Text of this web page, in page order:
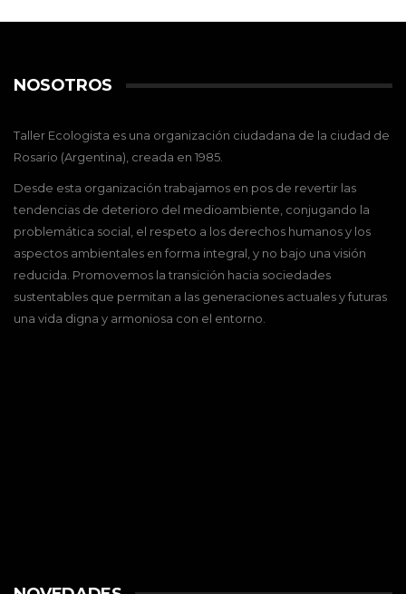
NOSOTROS
Taller Ecologista es una organización ciudadana de la ciudad de
Rosario (Argentina), creada en 1985.
Desde esta organización trabajamos en pos de revertir las
tendencias de deterioro del medioambiente, conjugando la
problemática social, el respeto a los derechos humanos y los
aspectos ambientales en forma integral, y no bajo una visión
reducida. Promovemos la transición hacia sociedades
sustentables que permitan a las generaciones actuales y futuras
una vida digna y armoniosa con el entorno.